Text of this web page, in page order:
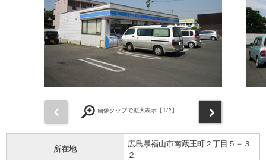
画像タップで拡大表示【1/2】
所在地
広島県福山市南蔵王町２丁目５－３
２